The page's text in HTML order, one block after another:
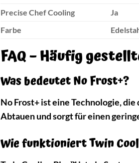
Precise Chef Cooling
Ja
Farbe
FAQ – Häufig
Was bedeutet No Frost+?
No Frost+ ist eine Technologie,
Abtauen und sorgt für einen
Wie funktioniert Twin